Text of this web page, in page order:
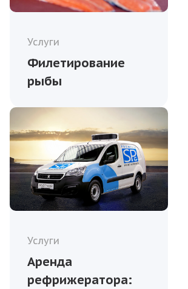
Услуги
Филетирование
рыбы
Услуги
Аренда
рефрижератора: